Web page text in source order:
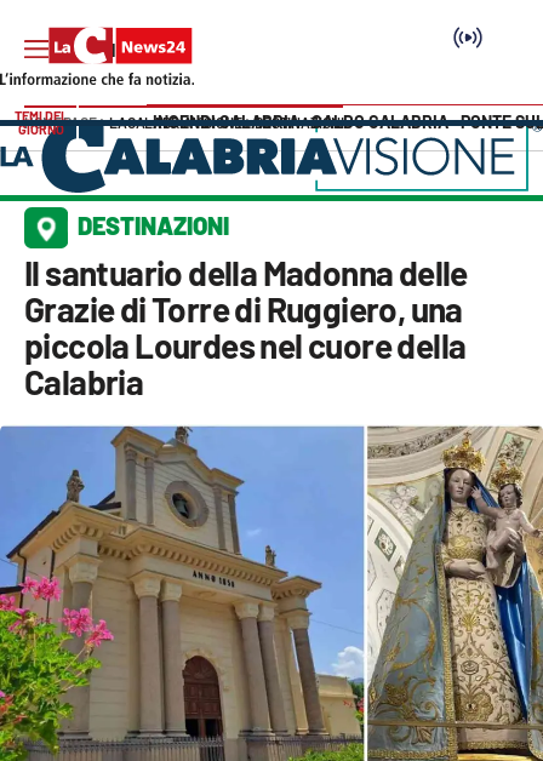
SEZIONI
Cronaca
Politica
Attualità
Economia e lavoro
Italia Mondo
Sanità
Sport
Cultura
Podcast
Vai
TEMI DEL
GIORNO
INCENDI CALABRIA CALDO CALABRIA PONTE
HOME PAGE LACALABRIAVISIONE DESTINAZIONI
DESTINAZIONI
Il santuario della Madonna delle
Grazie di Torre di Ruggiero, una
piccola Lourdes nel cuore della
Calabria